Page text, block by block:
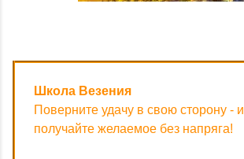
Школа Везения
Поверните удачу в свою сторону - и
получайте желаемое без напряга!